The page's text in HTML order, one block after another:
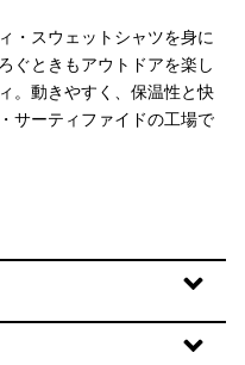
・スウェットシャツを身に
ぐときもアウトドアを楽し
。動きやすく、保温性と快
サーティファイドの工場で